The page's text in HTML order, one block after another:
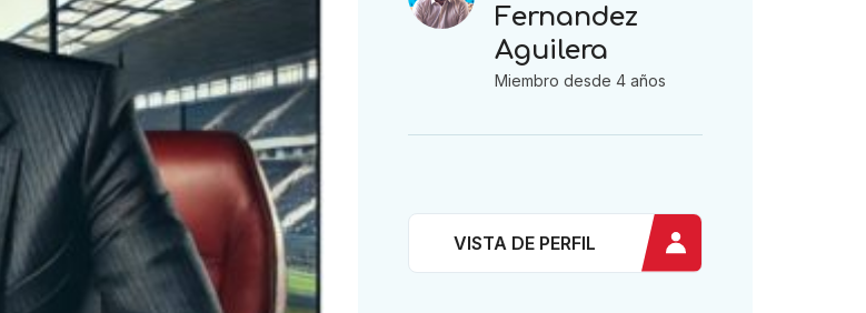
Fernandez
Aguilera
Miembro desde 4 años
VISTA DE PERFIL